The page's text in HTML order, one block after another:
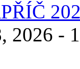
2026 -